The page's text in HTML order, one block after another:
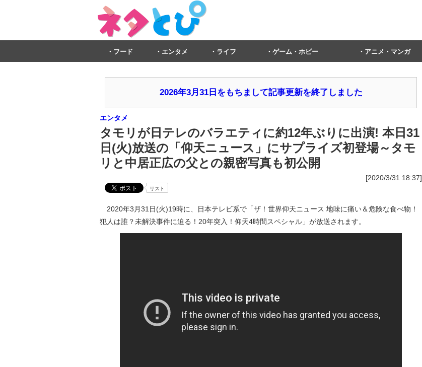
フード エンタメ ライフ ゲーム・ホビー アニメ・マンガ
2026年3月31日をもちまして記事更新を終了しました
エンタメ
タモリが日テレのバラエティに約12年ぶりに出演! 本日31
日(火)放送の「仰天ニュース」にサプライズ初登場～タモ
リと中居正広の父との親密写真も初公開
[2020/3/31 18:37]
リスト
2020年3月31日(火)19時に、日本テレビ系で「ザ！世界仰天ニュース 地味に痛い＆危険な食べ物！
犯人は誰？未解決事件に迫る！20年突入！仰天4時間スペシャル」が放送されます。